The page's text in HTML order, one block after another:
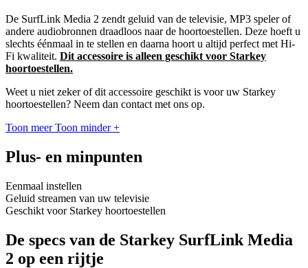
De SurfLink Media 2 zendt geluid van de televisie, MP3 speler of
andere audiobronnen draadloos naar de hoortoestellen. Deze hoeft u
slechts éénmaal in te stellen en daarna hoort u altijd perfect met Hi-
Fi kwaliteit. Dit accessoire is alleen geschikt voor Starkey
hoortoestellen.
Weet u niet zeker of dit accessoire geschikt is voor uw Starkey
hoortoestellen? Neem dan contact met ons op.
Toon meer Toon minder +
Plus- en minpunten
Eenmaal instellen
Geluid streamen van uw televisie
Geschikt voor Starkey hoortoestellen
De specs van de Starkey SurfLink Media
2 op een rijtje